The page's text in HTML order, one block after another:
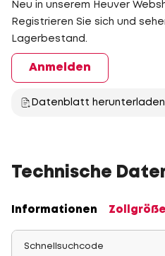
Neu in unserem Heuver
Registrieren Sie sich und
Lagerbestand.
Anmelden
Datenblatt herunterladen
Technische
Informationen Zollgröße
Schnellsuchcode